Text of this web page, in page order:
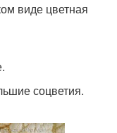
виде цветная
соцветия.